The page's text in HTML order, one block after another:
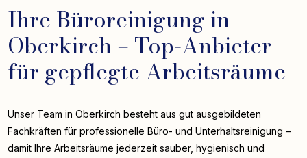
Ihre Büroreinigung in
Oberkirch – Top-Anbieter
für gepflegte Arbeitsräume
Unser Team in Oberkirch besteht aus gut ausgebildeten
Fachkräften für professionelle Büro- und Unterhaltsreinigung –
damit Ihre Arbeitsräume jederzeit sauber, hygienisch und